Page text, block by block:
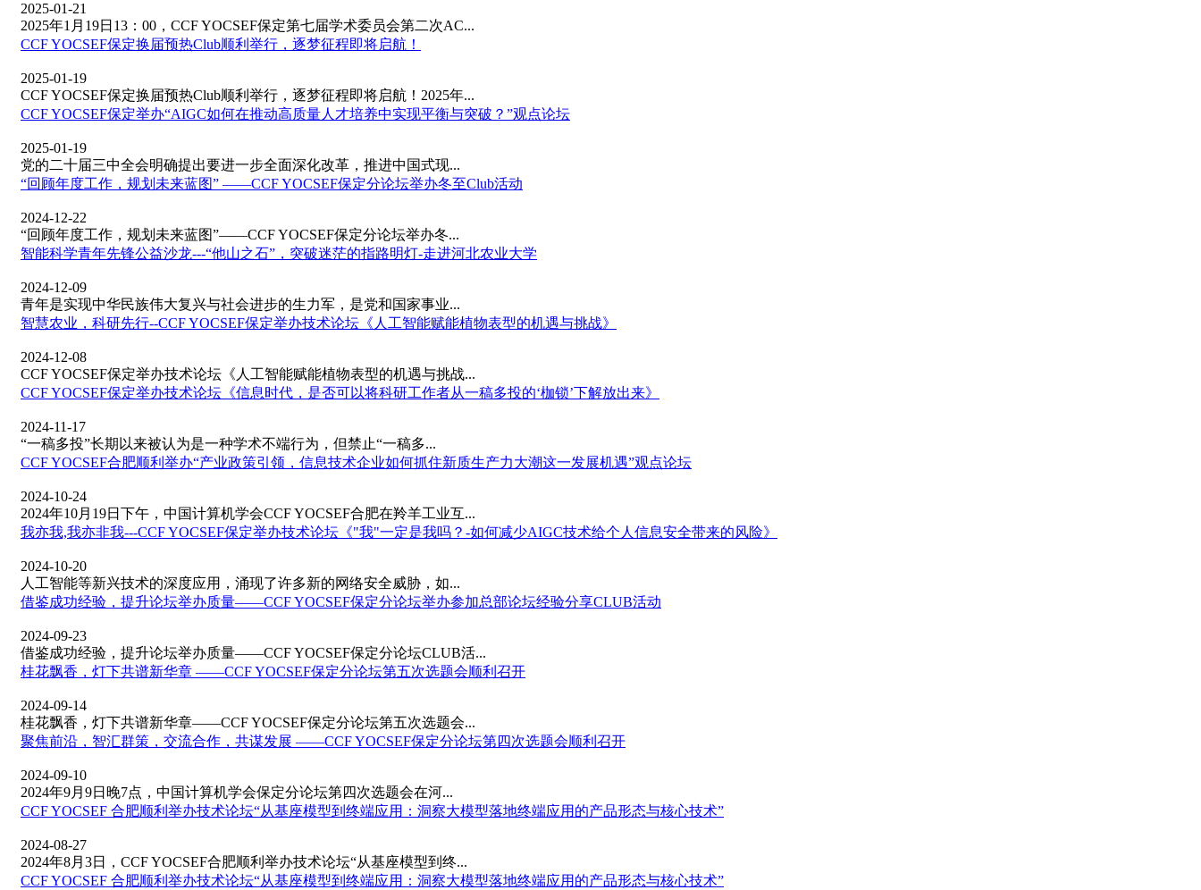
2025-01-21
2025年1月19日13：00，CCF YOCSEF保定第七届学术委员会第二次AC...
CCF YOCSEF保定换届预热Club顺利举行，逐梦征程即将启航！
2025-01-19
CCF YOCSEF保定换届预热Club顺利举行，逐梦征程即将启航！2025年...
CCF YOCSEF保定举办“AIGC如何在推动高质量人才培养中实现平衡与突破？”观点论坛
2025-01-19
党的二十届三中全会明确提出要进一步全面深化改革，推进中国式现...
“回顾年度工作，规划未来蓝图” ——CCF YOCSEF保定分论坛举办冬至Club活动
2024-12-22
“回顾年度工作，规划未来蓝图”——CCF YOCSEF保定分论坛举办冬...
智能科学青年先锋公益沙龙---“他山之石”，突破迷茫的指路明灯-走进河北农业大学
2024-12-09
青年是实现中华民族伟大复兴与社会进步的生力军，是党和国家事业...
智慧农业，科研先行--CCF YOCSEF保定举办技术论坛《人工智能赋能植物表型的机遇与挑战》
2024-12-08
CCF YOCSEF保定举办技术论坛《人工智能赋能植物表型的机遇与挑战...
CCF YOCSEF保定举办技术论坛《信息时代，是否可以将科研工作者从一稿多投的‘枷锁’下解放出来》
2024-11-17
“一稿多投”长期以来被认为是一种学术不端行为，但禁止“一稿多...
CCF YOCSEF合肥顺利举办“产业政策引领，信息技术企业如何抓住新质生产力大潮这一发展机遇”观点论坛
2024-10-24
2024年10月19日下午，中国计算机学会CCF YOCSEF合肥在羚羊工业互...
我亦我,我亦非我---CCF YOCSEF保定举办技术论坛《"我"一定是我吗？-如何减少AIGC技术给个人信息安全带来的风险》
2024-10-20
人工智能等新兴技术的深度应用，涌现了许多新的网络安全威胁，如...
借鉴成功经验，提升论坛举办质量——CCF YOCSEF保定分论坛举办参加总部论坛经验分享CLUB活动
2024-09-23
借鉴成功经验，提升论坛举办质量——CCF YOCSEF保定分论坛CLUB活...
桂花飘香，灯下共谱新华章 ——CCF YOCSEF保定分论坛第五次选题会顺利召开
2024-09-14
桂花飘香，灯下共谱新华章——CCF YOCSEF保定分论坛第五次选题会...
聚焦前沿，智汇群策，交流合作，共谋发展 ——CCF YOCSEF保定分论坛第四次选题会顺利召开
2024-09-10
2024年9月9日晚7点，中国计算机学会保定分论坛第四次选题会在河...
CCF YOCSEF 合肥顺利举办技术论坛“从基座模型到终端应用：洞察大模型落地终端应用的产品形态与核心技术”
2024-08-27
2024年8月3日，CCF YOCSEF合肥顺利举办技术论坛“从基座模型到终...
CCF YOCSEF 合肥顺利举办技术论坛“从基座模型到终端应用：洞察大模型落地终端应用的产品形态与核心技术”